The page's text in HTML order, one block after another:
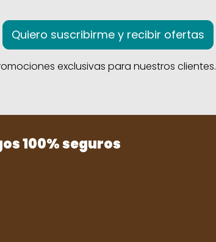
Quiero suscribirme y recibir ofertas
exclusivas para nuestros clientes.
100% seguros